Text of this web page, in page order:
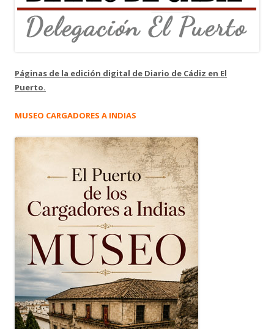
Páginas de la edición digital de Diario de Cádiz en El
Puerto.
MUSEO CARGADORES A INDIAS